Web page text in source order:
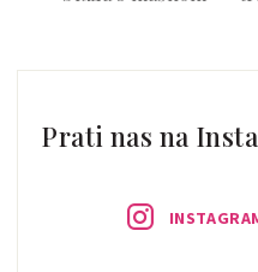
Prati nas na